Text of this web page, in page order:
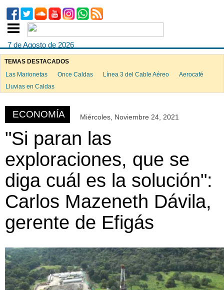
7 de Agosto de 2026
TEMAS DESTACADOS
Las Marionetas
Once Caldas Línea 3 del Cable Aéreo
Aerocafé
Lluvias en Caldas
ECONOMÍA Miércoles, Noviembre 24, 2021
"Si paran las
exploraciones, que se
diga cuál es la solución":
Carlos Mazeneth Dávila,
gerente de Efigás